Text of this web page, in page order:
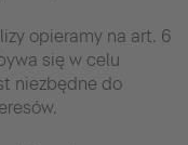
opieramy na art. 6
się w celu
niezbędne do